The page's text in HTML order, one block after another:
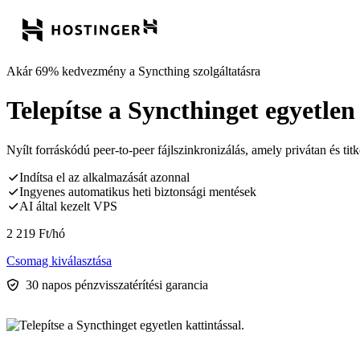
Akár 69% kedvezmény a Syncthing szolgáltatásra
Telepítse a Syncthinget
Nyílt forráskódú peer-to-peer fájlszinkronizálás, amely privátan és
Indítsa el az alkalmazását azonnal
Ingyenes automatikus heti biztonsági mentések
AI által kezelt VPS
2 219 Ft/hó
Csomag kiválasztása
30 napos pénzvisszatérítési garancia